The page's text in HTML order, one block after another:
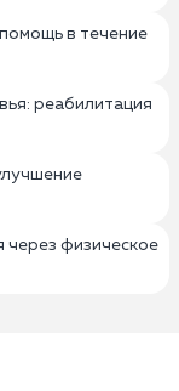
в течение
реабилитация
через физическое